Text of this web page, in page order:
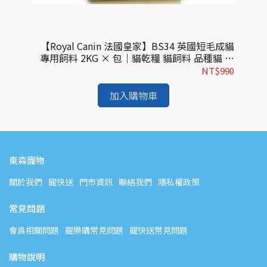
【Royal Canin 法國皇家】BS34 英國短毛成貓
專用飼料 2KG × 包｜貓乾糧 貓飼料 品種貓 皇
家貓飼料
NT$990
加入購物車
東森寵物
關於我們 寵快送 門市資訊 聯絡我們 隱私權政策
常見問題
會員相關問題 寵樂購常見問題 寵快送常見問題
購物說明